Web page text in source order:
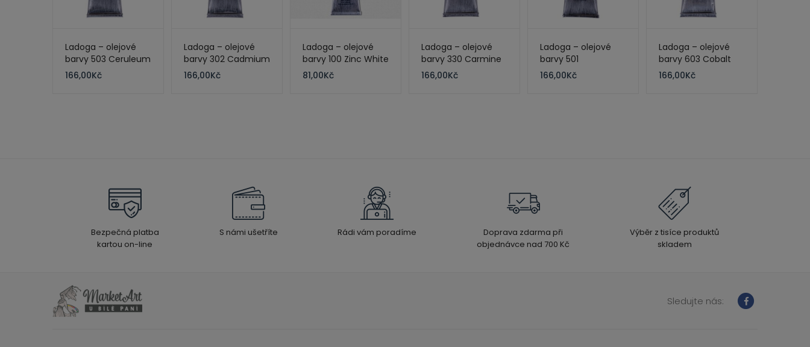
Ladoga – olejové
barvy 503 Ceruleum
Blue 120 ml
166,00Kč
Ladoga – olejové
barvy 302 Cadmium
Red Light 120 ml
166,00Kč
Ladoga – olejové
barvy 100 Zinc White
46 ml
81,00Kč
Ladoga – olejové
barvy 330 Carmine
120 ml
166,00Kč
Ladoga – olejové
barvy 501
Ultramarine Light
120 ml
166,00Kč
Ladoga – olejové
barvy 603 Cobalt
Violet Deep 120 ml
166,00Kč
Bezpečná platba
kartou on-line
S námi ušetříte Rádi vám poradíme
Doprava zdarma při
objednávce nad 700 Kč
Výběr z tisíce produktů
skladem
Sledujte nás: